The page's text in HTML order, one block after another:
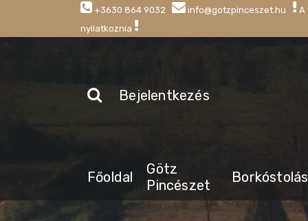
+3630 864 9032 info@gotzpinceszet.hu
A
nyilatkoznia
Bejelentkezés
Főoldal
Götz
Pincészet
Borkóstolás